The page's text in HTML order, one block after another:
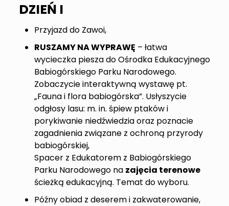
DZIEŃ I
Przyjazd do Zawoi,
RUSZAMY NA WYPRAWĘ – łatwa
wycieczka piesza do Ośrodka Edukacyjnego
Babiogórskiego Parku Narodowego.
Zobaczycie interaktywną wystawę pt.
„Fauna i flora babiogórska”. Usłyszycie
odgłosy lasu: m. in. śpiew ptaków i
porykiwanie niedźwiedzia oraz poznacie
zagadnienia związane z ochroną przyrody
babiogórskiej,
Spacer z Edukatorem z Babiogórskiego
Parku Narodowego na zajęcia terenowe
ścieżką edukacyjną. Temat do wyboru.
Późny obiad z deserem i zakwaterowanie,